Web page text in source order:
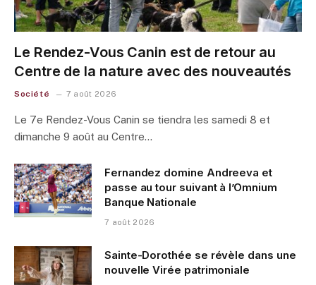
Le Rendez-Vous Canin est de retour au
Centre de la nature avec des nouveautés
Société 7 août 2026
Le 7e Rendez-Vous Canin se tiendra les samedi 8 et
dimanche 9 août au Centre…
Fernandez domine Andreeva et
passe au tour suivant à l’Omnium
Banque Nationale
7 août 2026
Sainte-Dorothée se révèle dans une
nouvelle Virée patrimoniale